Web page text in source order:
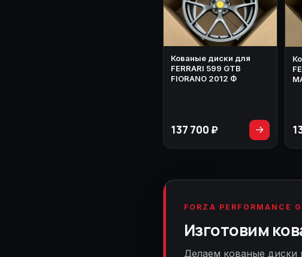
Кованые диски для
FERRARI 599 GTB
FIORANO 2012 Ф
137 700 ₽ →
FORZA PERFORMANCE
Изготовим
Делаем кованые